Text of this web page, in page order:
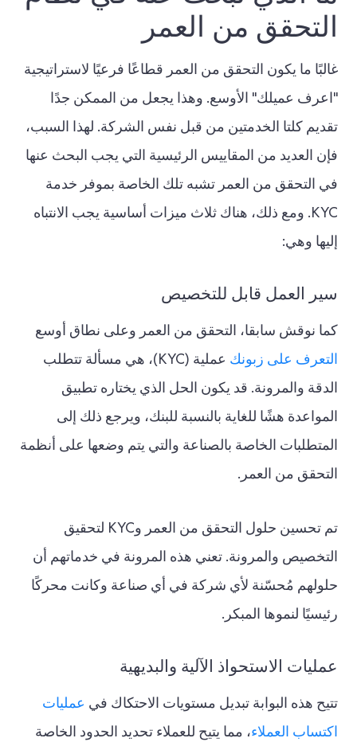
التحقق من العمر
غالبًا ما يكون التحقق من العمر قطاعًا فرعيًا لاستراتيجية
"اعرف عميلك" الأوسع. وهذا يجعل من الممكن جدًا
تقديم كلتا الخدمتين من قبل نفس الشركة. لهذا السبب،
فإن العديد من المقاييس الرئيسية التي يجب البحث عنها
في التحقق من العمر تشبه تلك الخاصة بموفر خدمة
KYC. ومع ذلك، هناك ثلاث ميزات أساسية يجب الانتباه
إليها وهي:
سير العمل قابل للتخصيص
كما نوقش سابقا، التحقق من العمر وعلى نطاق أوسع
التعرف على زبونك
عملية (KYC)، هي مسألة تتطلب
الدقة والمرونة. قد يكون الحل الذي يختاره تطبيق
المواعدة هشًا للغاية بالنسبة للبنك، ويرجع ذلك إلى
المتطلبات الخاصة بالصناعة والتي يتم وضعها على أنظمة
التحقق من العمر.
تم تحسين حلول التحقق من العمر وKYC لتحقيق
التخصيص والمرونة. تعني هذه المرونة في خدماتهم أن
حلولهم مُحسّنة لأي شركة في أي صناعة وكانت محركًا
رئيسيًا لنموها المبكر.
عمليات الاستحواذ الآلية والبديهية
تتيح هذه البوابة تبديل مستويات الاحتكاك في عمليات
اكتساب العملاء، مما يتيح للعملاء تحديد الحدود الخاصة